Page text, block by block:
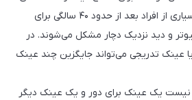
مختلف استفاده می‌شود. بسیاری از افراد بعد از حدود ۴۰ سالگی برای
و دید نزدیک دچار مشکل می‌شوند. در
عینک تدریجی می‌تواند جایگزین چند عینک
نیست یک عینک برای دور و یک عینک دیگر